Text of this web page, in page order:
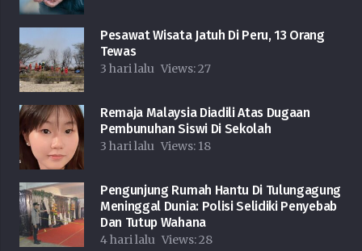
Pesawat Wisata Jatuh Di Peru, 13 Orang
Tewas
3 hari lalu Views:27
Remaja Malaysia Diadili Atas Dugaan
Pembunuhan Siswi Di Sekolah
3 hari lalu Views: 18
Pengunjung Rumah Hantu Di Tulungagung
Meninggal Dunia: Polisi Selidiki Penyebab
Dan Tutup Wahana
4 hari lalu Views:28